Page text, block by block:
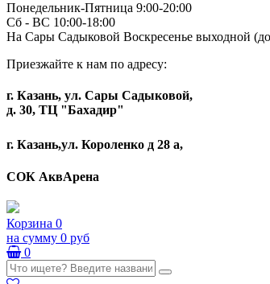
Понедельник-Пятница 9:00-20:00
Сб - ВС 10:00-18:00
На Сары Садыковой Воскресенье выходной (до
Приезжайте к нам по адресу:
г. Казань, ул. Сары Садыковой,
д. 30, ТЦ "Бахадир"
г. Казань,ул. Короленко д 28 а,
СОК АквАрена
Корзина 0
на сумму 0 руб
0